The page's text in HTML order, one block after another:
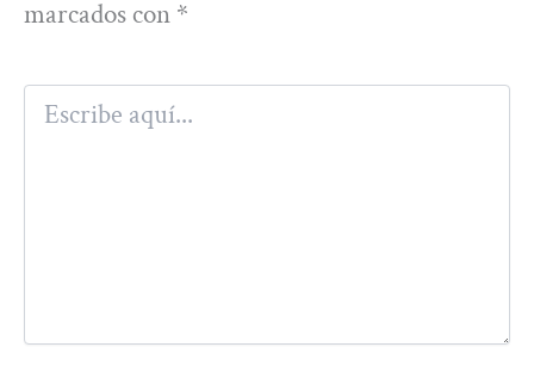
marcados con *
Escribe
aquí...